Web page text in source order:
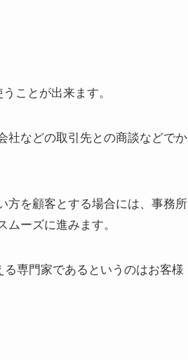
ことが出来ます。
社などの取引先との商談などでか
方を顧客とする場合には、事務所
ーズに進みます。
専門家であるというのはお客様